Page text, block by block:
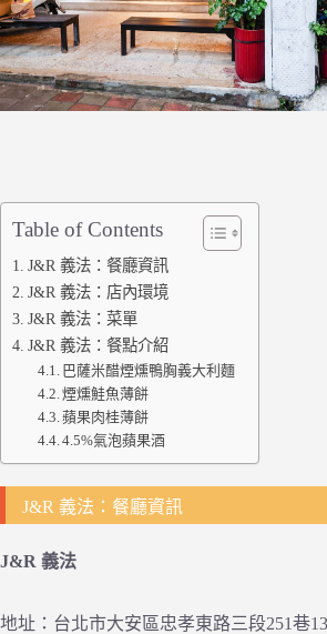
Table of Contents
J&R 義法：餐廳資訊
J&R 義法：店內環境
J&R 義法：菜單
J&R 義法：餐點介紹
巴薩米醋煙燻鴨胸義大利麵
煙燻鮭魚薄餅
蘋果肉桂薄餅
4.5%氣泡蘋果酒
J&R 義法：餐廳資訊
J&R 義法
地址：台北市大安區忠孝東路三段251巷